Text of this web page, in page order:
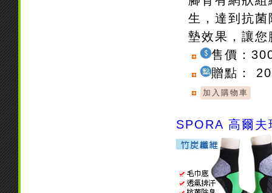
生，達到抗
墊效果，讓
售價：
贈點：
SPORA 高爾